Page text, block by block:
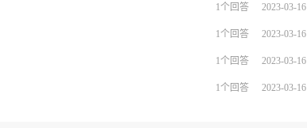
1个回答 2023-03-16
1个回答 2023-03-16
1个回答 2023-03-16
1个回答 2023-03-16